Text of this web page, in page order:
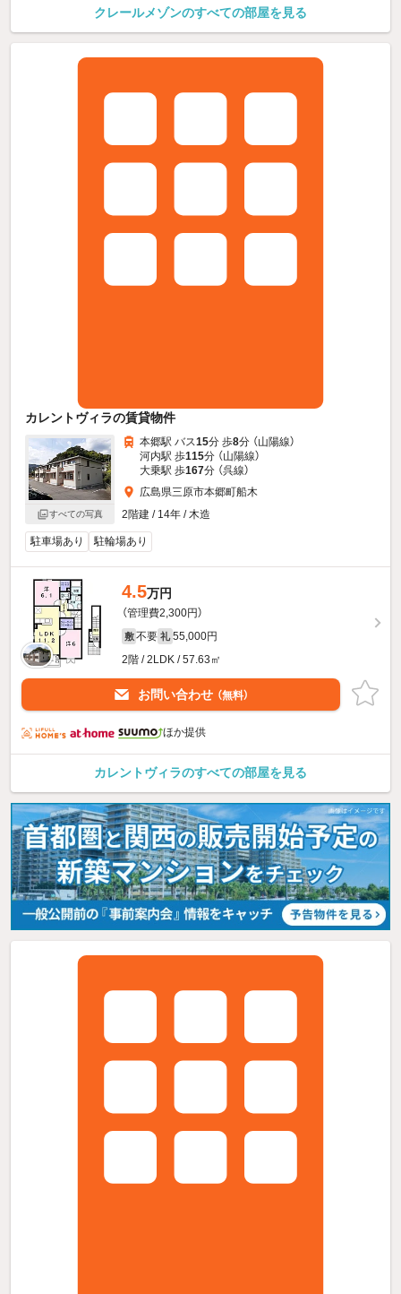
クレールメゾンのすべての部屋を見る
カレントヴィラの賃貸物件
すべての写真
本郷駅 バス15分 歩8分 （山陽線）
河内駅 歩115分 （山陽線）
大乗駅 歩167分 （呉線）
広島県三原市本郷町船木
2階建 / 14年 / 木造
駐車場あり 駐輪場あり
4.5万円
（管理費2,300円）
敷 不要 礼 55,000円
2階 / 2LDK / 57.63㎡
お問い合わせ （無料）
ほか提供
カレントヴィラのすべての部屋を見る